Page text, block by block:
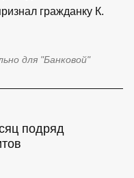
гражданку К.
для "Банковой"
подряд